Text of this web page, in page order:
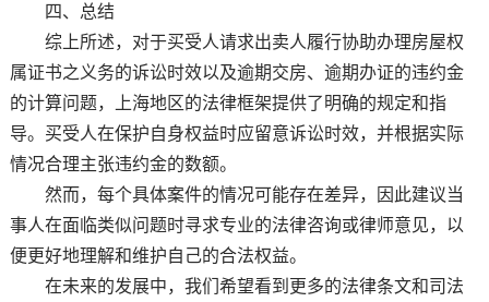
四、总结
综上所述，对于买受人请求出卖人履行协助办理房屋权
属证书之义务的诉讼时效以及逾期交房、逾期办证的违约金
的计算问题，上海地区的法律框架提供了明确的规定和指
导。买受人在保护自身权益时应留意诉讼时效，并根据实际
情况合理主张违约金的数额。
然而，每个具体案件的情况可能存在差异，因此建议当
事人在面临类似问题时寻求专业的法律咨询或律师意见，以
便更好地理解和维护自己的合法权益。
在未来的发展中，我们希望看到更多的法律条文和司法